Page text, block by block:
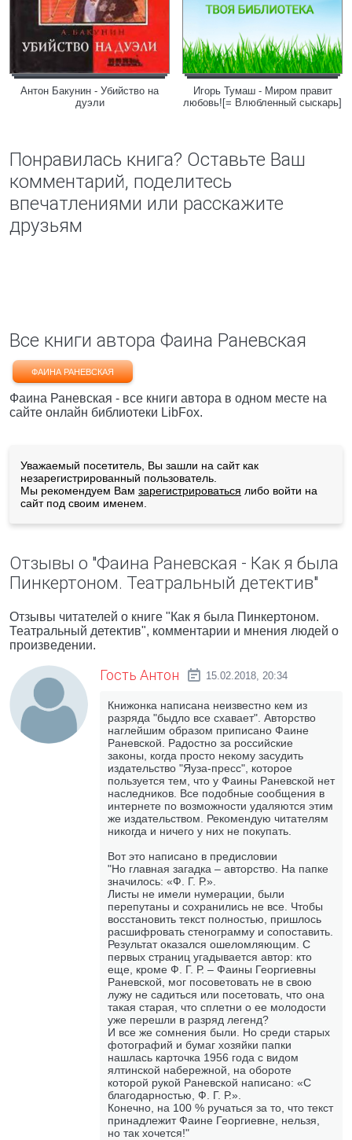
Антон Бакунин - Убийство на
дуэли
Игорь Тумаш - Миром правит
любовь![= Влюбленный сыскарь]
Понравилась книга? Оставьте Ваш
комментарий, поделитесь
впечатлениями или расскажите
друзьям
Все книги автора Фаина Раневская
ФАИНА РАНЕВСКАЯ
Фаина Раневская - все книги автора в одном месте на
сайте онлайн библиотеки LibFox.
Уважаемый посетитель, Вы зашли на сайт как
незарегистрированный пользователь.
Мы рекомендуем Вам зарегистрироваться либо войти на
сайт под своим именем.
Отзывы о "Фаина Раневская - Как я была
Пинкертоном. Театральный детектив"
Отзывы читателей о книге "Как я была Пинкертоном.
Театральный детектив", комментарии и мнения людей о
произведении.
Гость Антон 15.02.2018, 20:34
Книжонка написана неизвестно кем из
разряда "быдло все схавает". Авторство
наглейшим образом приписано Фаине
Раневской. Радостно за российские
законы, когда просто некому засудить
издательство "Яуза-пресс", которое
пользуется тем, что у Фаины Раневской нет
наследников. Все подобные сообщения в
интернете по возможности удаляются этим
же издательством. Рекомендую читателям
никогда и ничего у них не покупать.
Вот это написано в предисловии
"Но главная загадка – авторство. На папке
значилось: «Ф. Г. Р.».
Листы не имели нумерации, были
перепутаны и сохранились не все. Чтобы
восстановить текст полностью, пришлось
расшифровать стенограмму и сопоставить.
Результат оказался ошеломляющим. С
первых страниц угадывается автор: кто
еще, кроме Ф. Г. Р. – Фаины Георгиевны
Раневской, мог посоветовать не в свою
лужу не садиться или посетовать, что она
такая старая, что сплетни о ее молодости
уже перешли в разряд легенд?
И все же сомнения были. Но среди старых
фотографий и бумаг хозяйки папки
нашлась карточка 1956 года с видом
ялтинской набережной, на обороте
которой рукой Раневской написано: «С
благодарностью, Ф. Г. Р.».
Конечно, на 100 % ручаться за то, что текст
принадлежит Фаине Георгиевне, нельзя,
но так хочется!"